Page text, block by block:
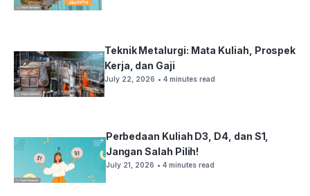
Teknik Metalurgi: Mata Kuliah, Prospek
Kerja, dan Gaji
July 22, 2026 • 4 minutes read
Perbedaan Kuliah D3, D4, dan S1,
Jangan Salah Pilih!
July 21, 2026 • 4 minutes read